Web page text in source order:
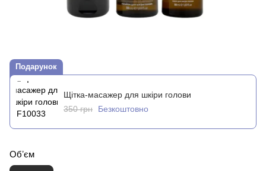
Подарунок
Щітка-масажер для шкіри голови
350 грн
Безкоштовно
Обʼєм